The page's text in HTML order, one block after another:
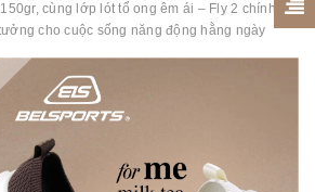
cùng lớp lót tổ ong êm ái – Fly 2 chính là
cho cuộc sống năng động hằng ngày